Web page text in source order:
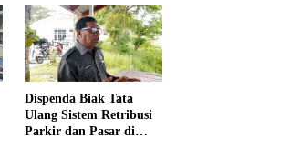
Dispenda Biak Tata
Ulang Sistem Retribusi
Parkir dan Pasar di